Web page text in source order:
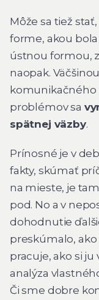
Môže sa tiež
forme, akou
ústnou formou,
naopak.
komunikačného
problémov sa
spätnej väzby.
Prínosné je v
fakty, skúmať
na mieste, je
pod. No a v
dohodnutie
preskúmalo,
pracuje, ako si ju
analýza
Či sme dobre